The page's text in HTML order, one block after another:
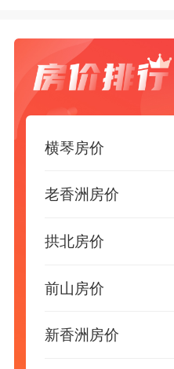
横琴房价
老香洲房价
拱北房价
前山房价
新香洲房价